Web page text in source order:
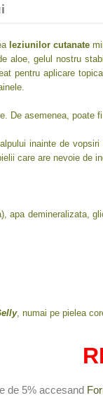
leziunilor cutanate
aloe, gelul nostru
pentru aplicare
De asemenea, poate
inainte de
care are nevoie de
apa demineralizata,
, numai pe pielea
de 5% accesand